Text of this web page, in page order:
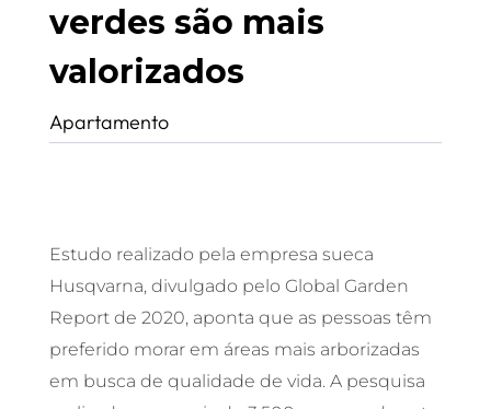
verdes são mais
valorizados
Apartamento
Estudo realizado pela empresa sueca
Husqvarna, divulgado pelo Global Garden
Report de 2020, aponta que as pessoas têm
preferido morar em áreas mais arborizadas
em busca de qualidade de vida. A pesquisa